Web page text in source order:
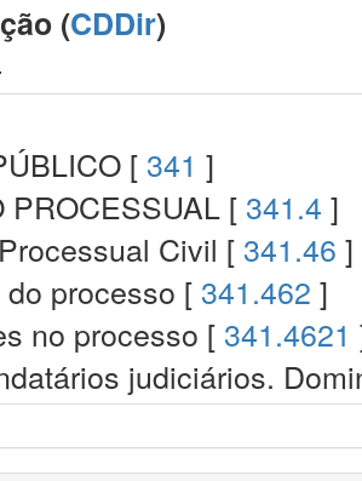
(CDDir)
[ 341 ]
PROCESSUAL [ 341.4 ]
Civil [ 341.46 ]
processo [ 341.462 ]
no processo [ 341.4621
judiciários.